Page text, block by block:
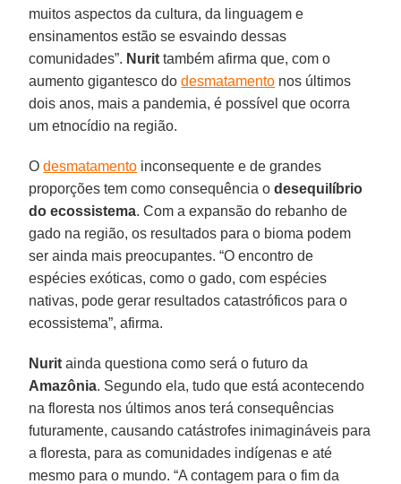
muitos aspectos da cultura, da linguagem e
ensinamentos estão se esvaindo dessas
comunidades”. Nurit também afirma que, com o
aumento gigantesco dodesmatamento nos últimos
dois anos, mais a pandemia, é possível que ocorra
um etnocídio na região.
Odesmatamento inconsequente e de grandes
proporções tem como consequência o desequilíbrio
do ecossistema. Com a expansão do rebanho de
gado na região, os resultados para o bioma podem
ser ainda mais preocupantes. “O encontro de
espécies exóticas, como o gado, com espécies
nativas, pode gerar resultados catastróficos para o
ecossistema”, afirma.
Nurit ainda questiona como será o futuro da
Amazônia. Segundo ela, tudo que está acontecendo
na floresta nos últimos anos terá consequências
futuramente, causando catástrofes inimagináveis para
a floresta, para as comunidades indígenas e até
mesmo para o mundo. “A contagem para o fim da